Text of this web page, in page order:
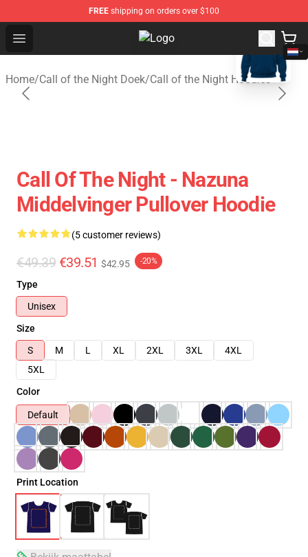
FREE shipping on orders over $100
Open menu Call of the Night Store - Official
Home/Call of the Night Doek/Call of the Night Hoodies
Call Of The Night - Nazuna
Middelvinger Pullover Hoodie
(5 customer reviews)
€49.39 €39.51 $42.95 -20%
Type
Unisex
Size
S
M L XL 2XL 3XL
4XL
5XL
Color
Default
Print Location